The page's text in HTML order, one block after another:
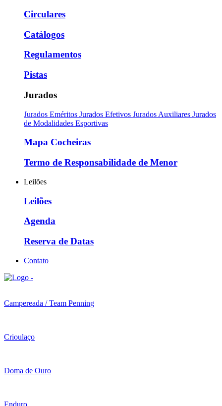
Circulares
Catálogos
Regulamentos
Pistas
Jurados
Jurados Eméritos Jurados Efetivos Jurados Auxiliares Jurados
de Modalidades Esportivas
Mapa Cocheiras
Termo de Responsabilidade de Menor
Leilões
Leilões
Agenda
Reserva de Datas
Contato
Campereada / Team Penning
Crioulaço
Doma de Ouro
Enduro